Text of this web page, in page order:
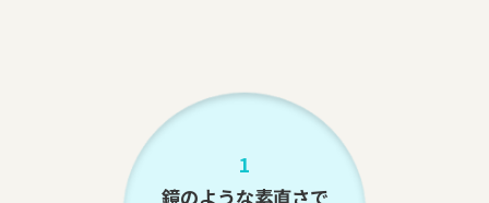
1
鏡のような素直さで